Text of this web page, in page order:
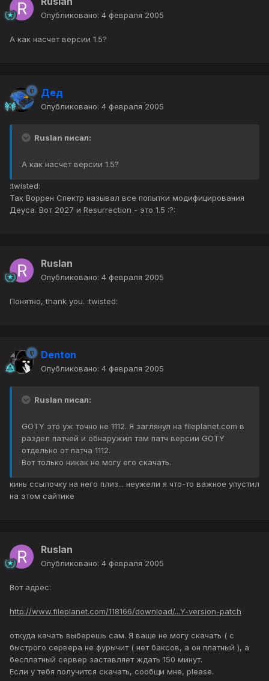
Опубликовано: 4 февраля 2005
А как насчет версии 1.5?
Дед
Опубликовано: 4 февраля 2005
Ruslan писал:
А как насчет версии 1.5?
:twisted:
Так Воррен Спектр называл все попытки модифицирования
Деуса. Вот 2027 и Resurrection - это 1.5 :?:
Ruslan
Опубликовано: 4 февраля 2005
Понятно, thank you. :twisted:
Denton
Опубликовано: 4 февраля 2005
Ruslan писал:
GOTY это уж точно не 1112. Я заглянул на fileplanet.com в
раздел патчей и обнаружил там патч версии GOTY
отдельно от патча 1112.
Вот только никак не могу его скачать.
кинь ссылочку на него плиз... неужели я что-то важное упустил
на этом сайтике
Ruslan
Опубликовано: 4 февраля 2005
Вот адрес:
http://www.fileplanet.com/118166/download/...Y-version-patch
откуда качать выберешь сам. Я ваще не могу скачать ( с
быстрого сервера не фурычит ( нет баксов, а он платный ), а
бесплатный сервер заставляет ждать 150 минут.
Если у тебя получится скачать, сообщи мне, please.